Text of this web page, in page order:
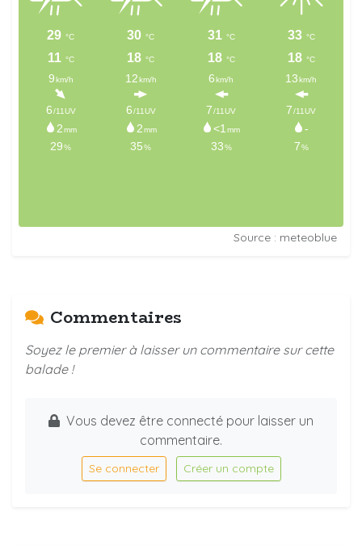
Source : meteoblue
Commentaires
Soyez le premier à laisser un commentaire sur cette
balade !
Vous devez être connecté pour laisser un
commentaire.
Se connecter Créer un compte